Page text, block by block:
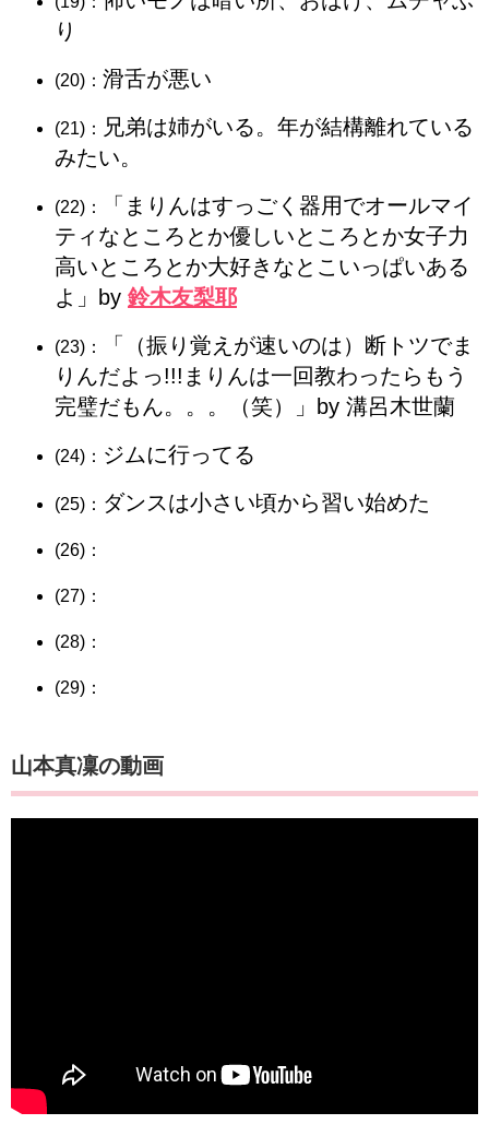
り
(20)： 滑舌が悪い
(21)：
兄弟は姉がいる。年が結構離れている
みたい。
(22)：
「まりんはすっごく器用でオールマイ
ティなところとか優しいところとか女子力
高いところとか大好きなとこいっぱいある
よ」by 鈴木友梨耶
(23)：
「（振り覚えが速いのは）断トツでま
りんだよっ!!!まりんは一回教わったらもう
完璧だもん。。。（笑）」by 溝呂木世蘭
(24)： ジムに行ってる
(25)： ダンスは小さい頃から習い始めた
(26)：
(27)：
(28)：
(29)：
山本真凜の動画